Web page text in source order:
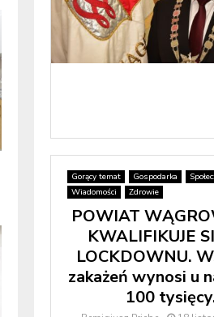
Gorący temat Gospodarka
Wiadomości
Zdrowie
POWIAT
KWALIFIKUJE
LOCKDOWNU.
zakażeń wynosi u
100